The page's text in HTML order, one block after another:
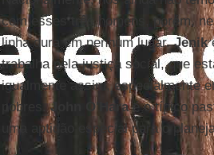
com esses três homens, porém,
linha dura em nenhum lugar.Jenik
trabalha pela justiça social, que
igualmente assim, especialmente
pobres.John O'Haraé o típico
uma aptidão especial para o